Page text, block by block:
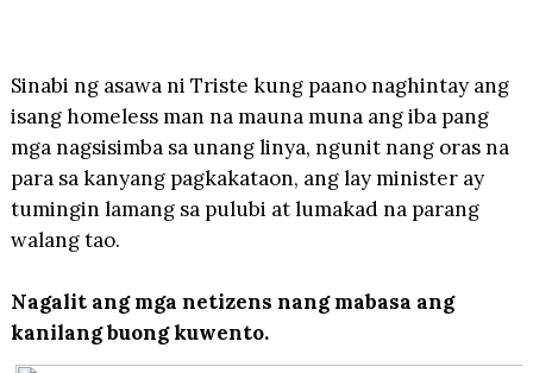
Sinabi ng asawa ni Triste kung paano naghintay ang
isang homeless man na mauna muna ang iba pang
mga nagsisimba sa unang linya, ngunit nang oras na
para sa kanyang pagkakataon, ang lay minister ay
tumingin lamang sa pulubi at lumakad na parang
walang tao.
Nagalit ang mga netizens nang mabasa ang
kanilang buong kuwento.